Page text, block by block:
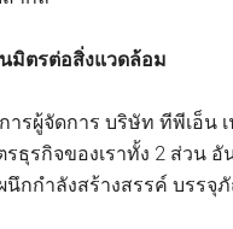
มิตรต่อสิ่งแวดล้อม
ารผู้จัดการ บริษัท ทีพีเอ็น
ธุรกิจของเราทั้ง 2 ส่วน
นึกกำลังสร้างสรรค์ บรร